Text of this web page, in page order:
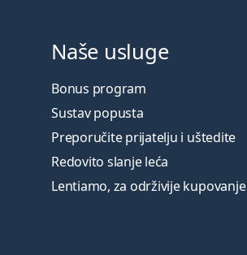
Naše usluge
Bonus program
Sustav popusta
Preporučite prijatelju i uštedite
Redovito slanje leća
Lentiamo, za održivije kupovanje